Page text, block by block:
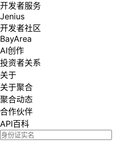
开发者服务
Jenius
开发者社区
BayArea
AI创作
投资者关系
关于
关于聚合
聚合动态
合作伙伴
API百科